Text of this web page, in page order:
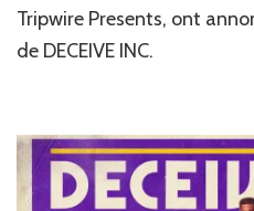
:
Inc.
Tripwire Presents, ont
de DECEIVE INC.